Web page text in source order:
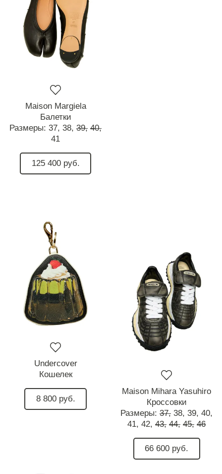
Maison Margiela
Балетки
Размеры: 37, 38, 39, 40,
41
125 400 руб.
Undercover
Кошелек
8 800 руб.
Maison Mihara Yasuhiro
Кроссовки
Размеры: 37, 38, 39, 40,
41, 42, 43, 44, 45, 46
66 600 руб.